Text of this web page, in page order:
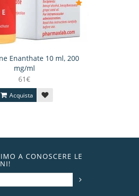
Enanthate 10 ml, 200
mg/ml
61€
Acquista
A CONOSCERE LE